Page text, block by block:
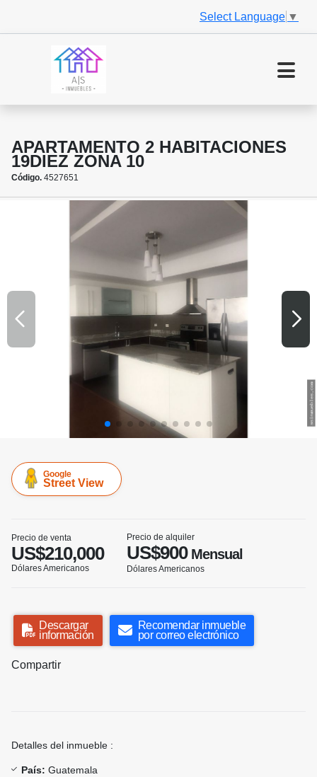
Select Language ▼
APARTAMENTO 2 HABITACIONES
19DIEZ ZONA 10
Código. 4527651
Google
Street View
Precio de venta
US$210,000
Dólares Americanos
Precio de alquiler
US$900Mensual
Dólares Americanos
Descargar
información
Recomendar inmueble
por correo electrónico
Compartir
Detalles del inmueble :
País: Guatemala